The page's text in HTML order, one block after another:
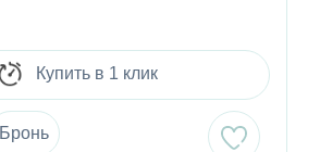
Купить в 1 клик
Бронь